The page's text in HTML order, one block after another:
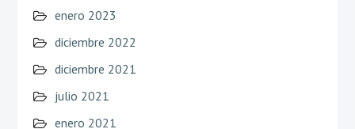
enero 2023
diciembre 2022
diciembre 2021
julio 2021
enero 2021